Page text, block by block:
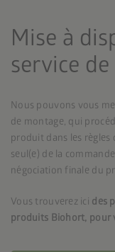
Mise à
service
Nous pouvons vous
de montage, qui
produit dans les règles
seul(e) de la
négociation finale du
Vous trouverez ici des
produits Biohort, pour